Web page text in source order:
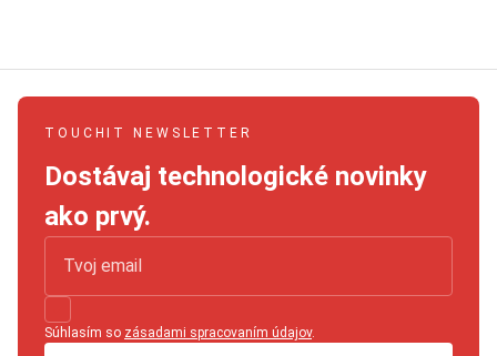
TOUCHIT NEWSLETTER
Dostávaj technologické novinky
ako prvý.
Súhlasím so zásadami spracovaním údajov.